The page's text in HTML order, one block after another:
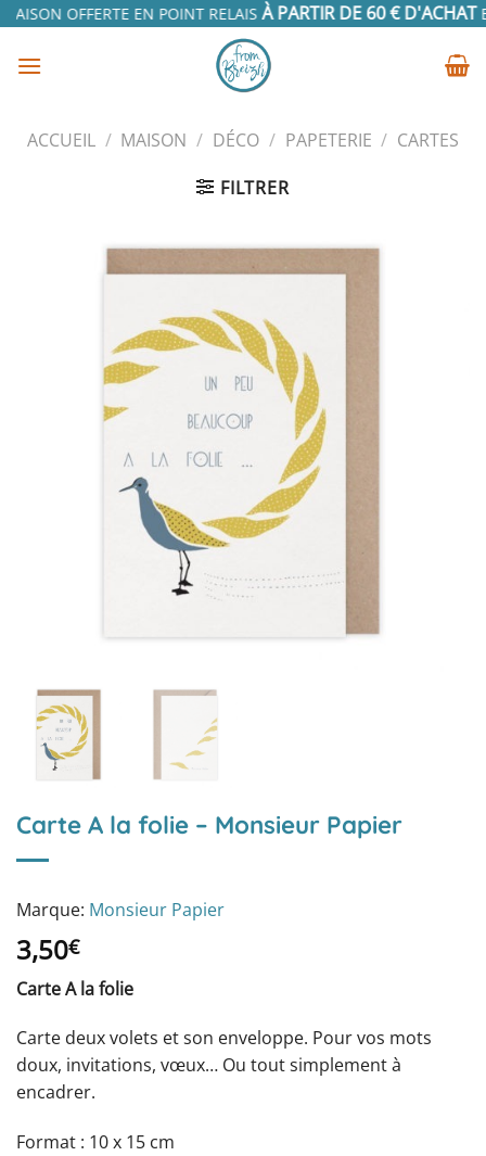
Passer
contenu
OFFERTE EN POINT RELAISÀ PARTIR DE 60 € D'ACHAT
ACCUEIL / MAISON / DÉCO / PAPETERIE / CARTES
FILTRER
Carte A la folie – Monsieur Papier
Marque: Monsieur Papier
3,50€
Carte A la folie
Carte deux volets et son enveloppe. Pour vos mots
doux, invitations, vœux… Ou tout simplement à
encadrer.
Format : 10 x 15 cm